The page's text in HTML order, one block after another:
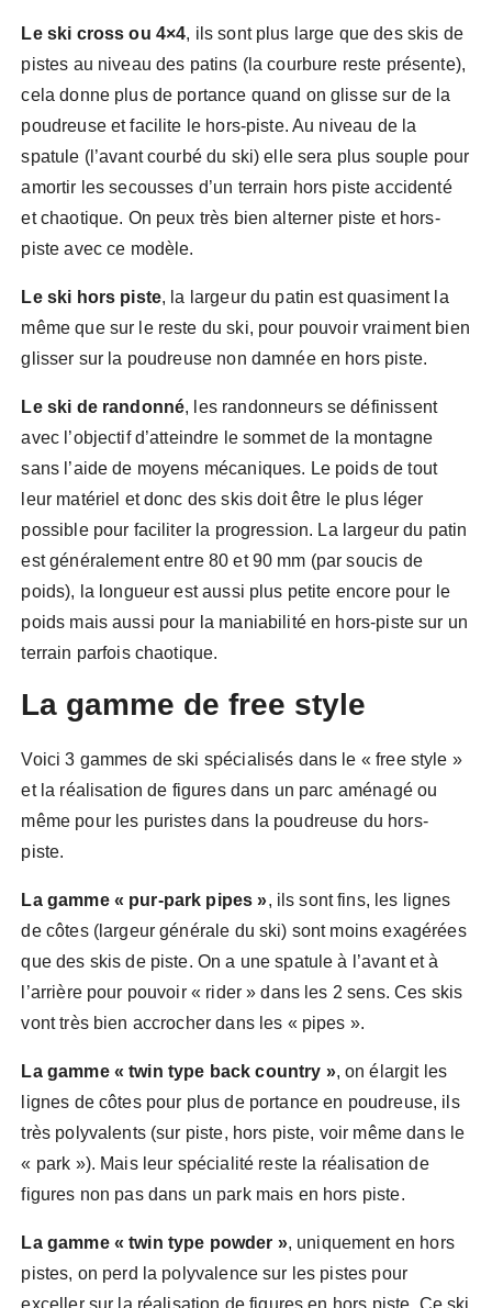
Le ski cross ou 4×4, ils sont plus large que des skis de
pistes au niveau des patins (la courbure reste présente),
cela donne plus de portance quand on glisse sur de la
poudreuse et facilite le hors-piste. Au niveau de la
spatule (l’avant courbé du ski) elle sera plus souple pour
amortir les secousses d’un terrain hors piste accidenté
et chaotique. On peux très bien alterner piste et hors-
piste avec ce modèle.
Le ski hors piste, la largeur du patin est quasiment la
même que sur le reste du ski, pour pouvoir vraiment bien
glisser sur la poudreuse non damnée en hors piste.
Le ski de randonné, les randonneurs se définissent
avec l’objectif d’atteindre le sommet de la montagne
sans l’aide de moyens mécaniques. Le poids de tout
leur matériel et donc des skis doit être le plus léger
possible pour faciliter la progression. La largeur du patin
est généralement entre 80 et 90 mm (par soucis de
poids), la longueur est aussi plus petite encore pour le
poids mais aussi pour la maniabilité en hors-piste sur un
terrain parfois chaotique.
La gamme de free style
Voici 3 gammes de ski spécialisés dans le « free style »
et la réalisation de figures dans un parc aménagé ou
même pour les puristes dans la poudreuse du hors-
piste.
La gamme « pur-park pipes », ils sont fins, les lignes
de côtes (largeur générale du ski) sont moins exagérées
que des skis de piste. On a une spatule à l’avant et à
l’arrière pour pouvoir « rider » dans les 2 sens. Ces skis
vont très bien accrocher dans les « pipes ».
La gamme « twin type back country », on élargit les
lignes de côtes pour plus de portance en poudreuse, ils
très polyvalents (sur piste, hors piste, voir même dans le
« park »). Mais leur spécialité reste la réalisation de
figures non pas dans un park mais en hors piste.
La gamme « twin type powder », uniquement en hors
pistes, on perd la polyvalence sur les pistes pour
exceller sur la réalisation de figures en hors piste. Ce ski